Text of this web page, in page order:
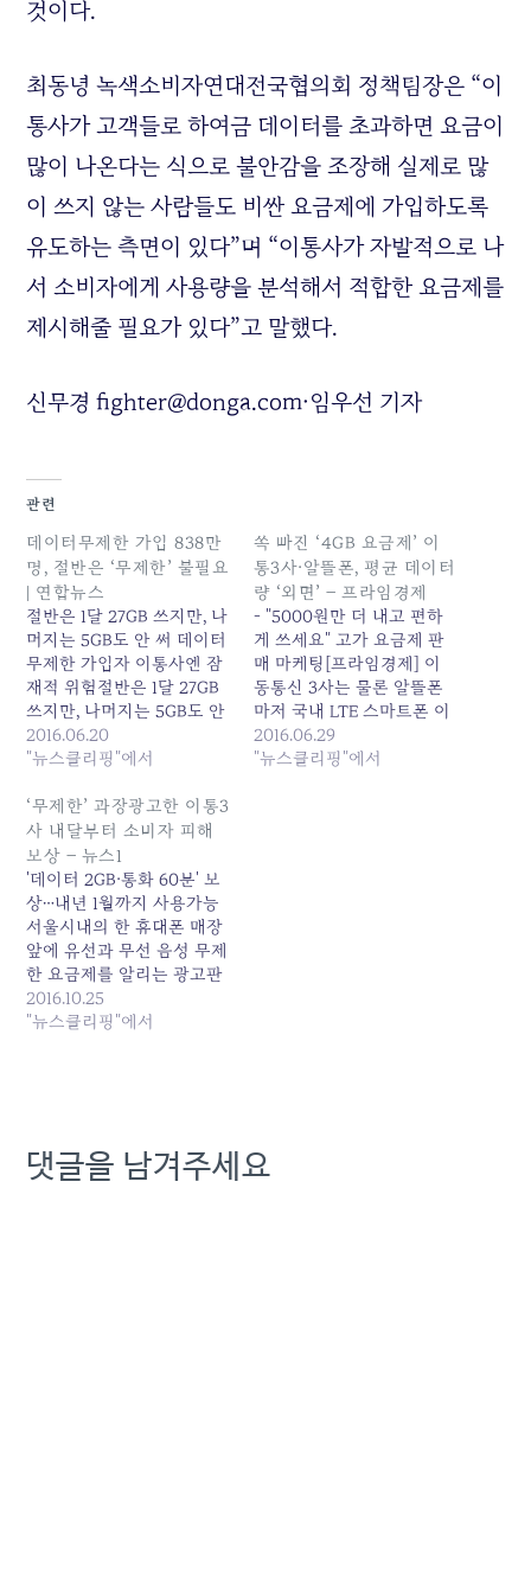
것이다.
최동녕 녹색소비자연대전국협의회 정책팀장은 “이
통사가 고객들로 하여금 데이터를 초과하면 요금이
많이 나온다는 식으로 불안감을 조장해 실제로 많
이 쓰지 않는 사람들도 비싼 요금제에 가입하도록
유도하는 측면이 있다”며 “이통사가 자발적으로 나
서 소비자에게 사용량을 분석해서 적합한 요금제를
제시해줄 필요가 있다”고 말했다.
신무경 fighter@donga.com·임우선 기자
관련
데이터무제한 가입 838만
명, 절반은 ‘무제한’ 불필요
| 연합뉴스
절반은 1달 27GB 쓰지만, 나
머지는 5GB도 안 써 데이터
무제한 가입자 이통사엔 잠
재적 위험절반은 1달 27GB
쓰지만, 나머지는 5GB도 안
써데이터무제한 가입자 이
통사엔 잠재적 위험(서울=
LTE 데이터 무제한 요금제
이용자 838만명 가운데 절
반은 요금제보다 현저하게
적은 데이터를 사용하고 있
는 것으로 나타났다.이용자
들이 자신의 데이터 소비 패
턴과 소비량을 꼼꼼하게 분
석하면…
2016.06.20
"뉴스클리핑"에서
쏙 빠진 ‘4GB 요금제’ 이
통3사·알뜰폰, 평균 데이터
량 ‘외면’ – 프라임경제
- "5000원만 더 내고 편하
게 쓰세요" 고가 요금제 판
매 마케팅[프라임경제] 이
동통신 3사는 물론 알뜰폰
마저 국내 LTE 스마트폰 이
용자 월평균 데이터 사용량
인 '4.5GB(기가바이트)'를
2016.06.29
"뉴스클리핑"에서
‘무제한’ 과장광고한 이통3
사 내달부터 소비자 피해
보상 – 뉴스1
'데이터 2GB·통화 60분' 보
상…내년 1월까지 사용가능
서울시내의 한 휴대폰 매장
앞에 유선과 무선 음성 무제
한 요금제를 알리는 광고판
이 설치된 모습/뉴스1 ©
News1 데이터와 통화 제공
고 여부를 조사한 지 2년1개
월 만의 조치다. 25일 SK텔
2016.10.25
"뉴스클리핑"에서
댓글을 남겨주세요